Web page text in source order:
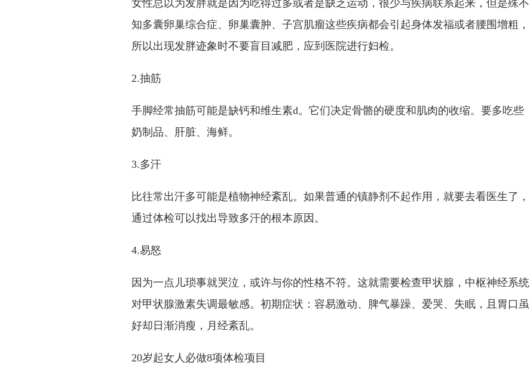
女性总以为发胖就是因为吃得过多或者是缺乏运动，很少与疾病联系起来，但是殊不
知多囊卵巢综合症、卵巢囊肿、子宫肌瘤这些疾病都会引起身体发福或者腰围增粗，
所以出现发胖迹象时不要盲目减肥，应到医院进行妇检。
2.抽筋
手脚经常抽筋可能是缺钙和维生素d。它们决定骨骼的硬度和肌肉的收缩。要多吃些
奶制品、肝脏、海鲜。
3.多汗
比往常出汗多可能是植物神经紊乱。如果普通的镇静剂不起作用，就要去看医生了，
通过体检可以找出导致多汗的根本原因。
4.易怒
因为一点儿琐事就哭泣，或许与你的性格不符。这就需要检查甲状腺，中枢神经系统
对甲状腺激素失调最敏感。初期症状：容易激动、脾气暴躁、爱哭、失眠，且胃口虽
好却日渐消瘦，月经紊乱。
20岁起女人必做8项体检项目